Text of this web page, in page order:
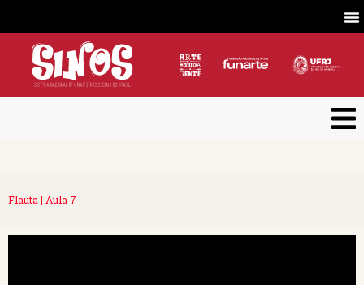
Flauta | Aula 7